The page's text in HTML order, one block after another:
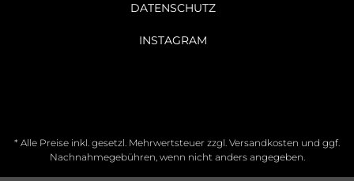
DATENSCHUTZ
INSTAGRAM
* Alle Preise inkl. gesetzl. Mehrwertsteuer zzgl. Versandkosten und ggf.
Nachnahmegebühren, wenn nicht anders angegeben.